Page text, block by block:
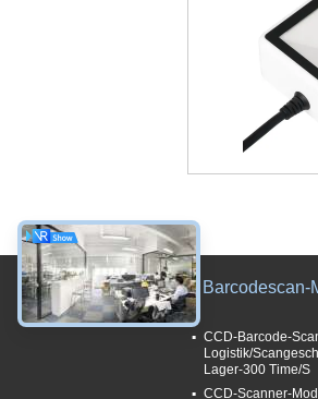
Barcodescan-
CCD-Barcode-
Logistik/
Lager-300 Time/S
CCD-Scanner-